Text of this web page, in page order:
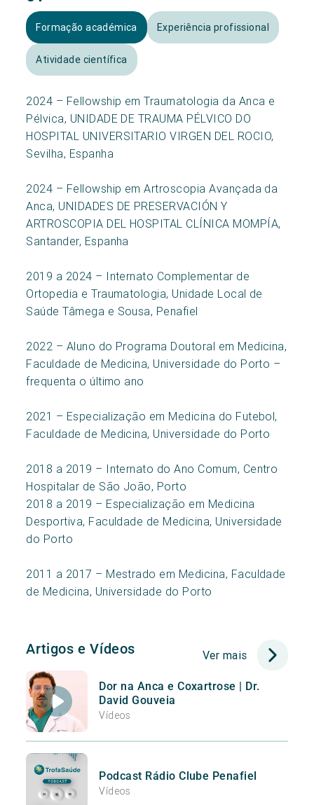
Formação académica Experiência profissional
Atividade científica
2024 – Fellowship em Traumatologia da Anca e
Pélvica, UNIDADE DE TRAUMA PÉLVICO DO
HOSPITAL UNIVERSITARIO VIRGEN DEL ROCIO,
Sevilha, Espanha
2024 – Fellowship em Artroscopia Avançada da
Anca, UNIDADES DE PRESERVACIÓN Y
ARTROSCOPIA DEL HOSPITAL CLÍNICA MOMPÍA,
Santander, Espanha
2019 a 2024 – Internato Complementar de
Ortopedia e Traumatologia, Unidade Local de
Saúde Tâmega e Sousa, Penafiel
2022 – Aluno do Programa Doutoral em Medicina,
Faculdade de Medicina, Universidade do Porto –
frequenta o último ano
2021 – Especialização em Medicina do Futebol,
Faculdade de Medicina, Universidade do Porto
2018 a 2019 – Internato do Ano Comum, Centro
Hospitalar de São João, Porto
2018 a 2019 – Especialização em Medicina
Desportiva, Faculdade de Medicina, Universidade
do Porto
2011 a 2017 – Mestrado em Medicina, Faculdade
de Medicina, Universidade do Porto
Artigos e Vídeos Ver mais
Dor na Anca e Coxartrose | Dr.
David Gouveia
Vídeos
Podcast Rádio Clube Penafiel
Vídeos